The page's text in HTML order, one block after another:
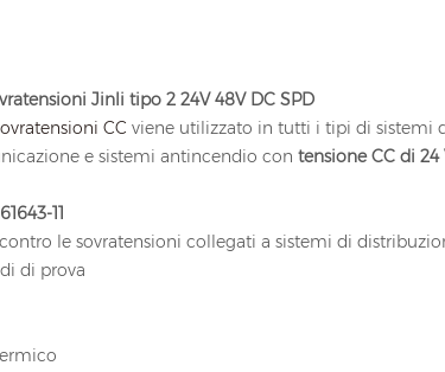
Jinli tipo 2 24V 48V DC SPD
CC viene utilizzato in tutti i tipi di sistemi
e sistemi antincendio con tensione CC di 24
11
le sovratensioni collegati a sistemi di
di prova